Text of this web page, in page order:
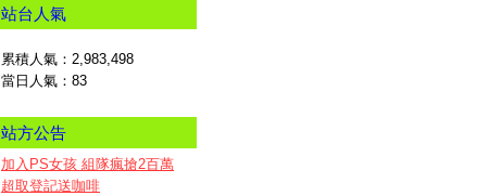
站台人氣
累積人氣： 2,983,498
當日人氣： 83
站方公告
加入PS女孩 組隊瘋搶2百萬
超取登記送咖啡